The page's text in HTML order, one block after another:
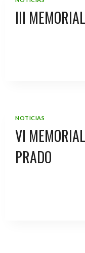
III
NOTICIAS
VI
PRADO